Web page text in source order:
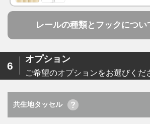
レールの種類とフックについ
6
オプション
ご希望のオプションをお選びくだ
共生地タッセル